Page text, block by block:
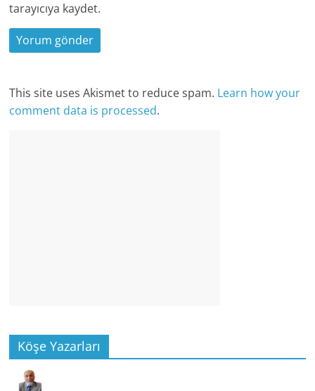
tarayıcıya kaydet.
This site uses Akismet to reduce spam. Learn how your
comment data is processed.
Köşe Yazarları